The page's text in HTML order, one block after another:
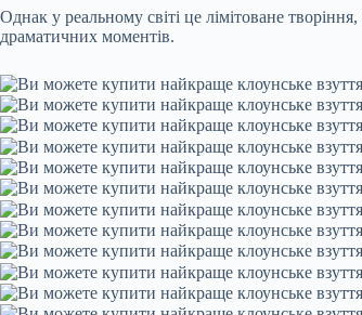
Однак у реальному світі це лімітоване
драматичних моментів.